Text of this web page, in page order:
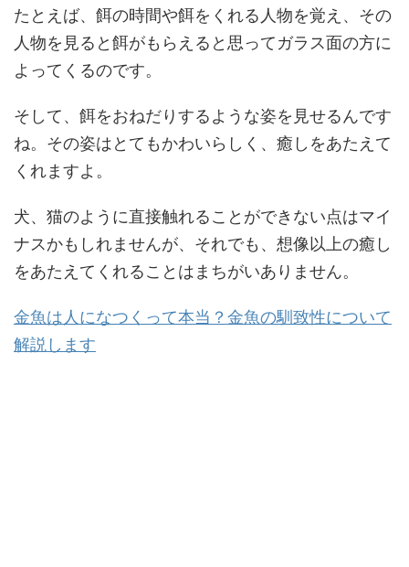
たとえば、餌の時間や餌をくれる人物を覚え、その
人物を見ると餌がもらえると思ってガラス面の方に
よってくるのです。
そして、餌をおねだりするような姿を見せるんです
ね。その姿はとてもかわいらしく、癒しをあたえて
くれますよ。
犬、猫のように直接触れることができない点はマイ
ナスかもしれませんが、それでも、想像以上の癒し
をあたえてくれることはまちがいありません。
金魚は人になつくって本当？金魚の馴致性について
解説します